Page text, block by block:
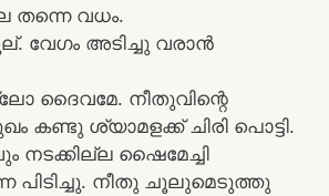
തന്നെ വധം.
വേഗം അടിച്ചു വരാൻ
ദൈവമേ. നീതുവിന്റെ
കണ്ടു ശ്യാമളക്ക് ചിരി പൊട്ടി.
നടക്കില്ല ഷൈമേച്ചി
പിടിച്ചു. നീതു ചൂലുമെടുത്തു